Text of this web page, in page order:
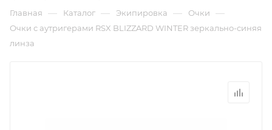
Главная — Каталог — Экипировка — Очки —
Очки с аутригерами RSX BLIZZARD WINTER зеркально-синяя
линза